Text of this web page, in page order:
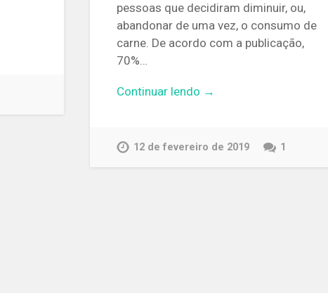
pessoas que decidiram diminuir, ou,
abandonar de uma vez, o consumo de
carne. De acordo com a publicação,
70%…
Continuar lendo →
12 de fevereiro de 2019 1